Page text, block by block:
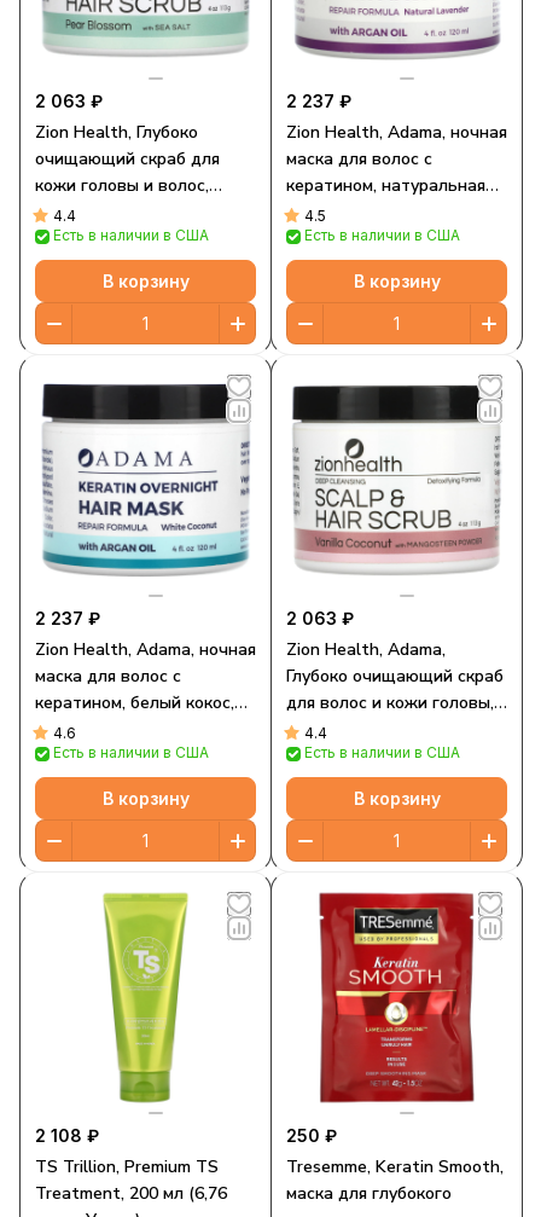
2 063 ₽
Zion Health, Глубоко
очищающий скраб для
кожи головы и волос,
грушевый цвет и морская
соль, 113 г (4 унции)
4.4
Есть в наличии в США
В корзину
2 237 ₽
Zion Health, Adama, ночная
маска для волос с
кератином, натуральная
лаванда, 120 мл (4 жидк.
Унции)
4.5
Есть в наличии в США
В корзину
2 237 ₽
Zion Health, Adama, ночная
маска для волос с
кератином, белый кокос,
120 мл (4 жидк. Унции)
4.6
Есть в наличии в США
В корзину
2 063 ₽
Zion Health, Adama,
Глубоко очищающий скраб
для волос и кожи головы,
Ваниль и кокос, 4 унц. (113
г)
4.4
Есть в наличии в США
В корзину
2 108 ₽
TS Trillion, Premium TS
Treatment, 200 мл (6,76
250 ₽
Tresemme, Keratin Smooth,
маска для глубокого